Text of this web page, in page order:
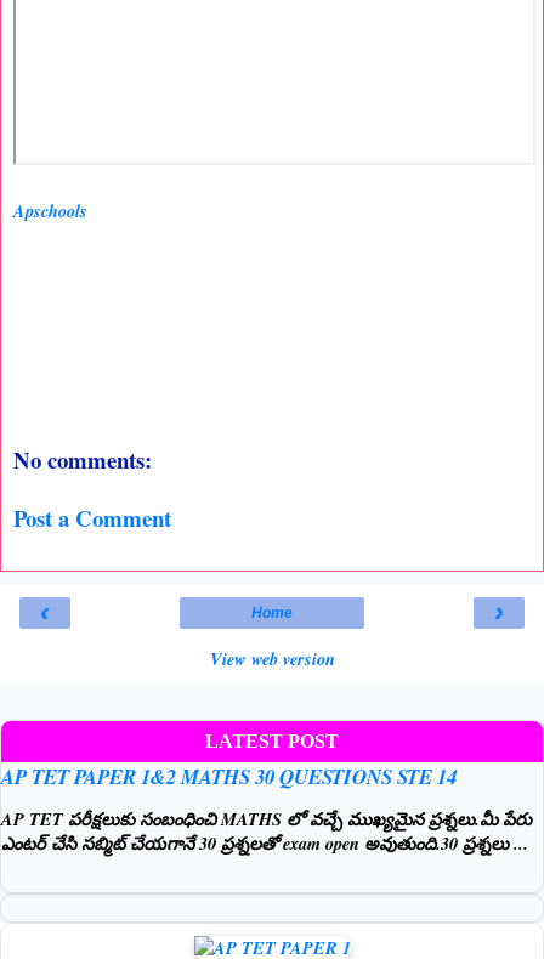
Apschools
No comments:
Post a Comment
‹ ›
Home
View web version
LATEST POST
AP TET PAPER 1&2 MATHS 30 QUESTIONS STE 14
AP TET పరీక్షలుకు సంబంధించి MATHS లో వచ్చే ముఖ్యమైన ప్రశ్నలు.మీ పేరు
ఎంటర్ చేసి సబ్మిట్ చేయగానే 30 ప్రశ్నలతో exam open అవుతుంది.30 ప్రశ్నలు ...